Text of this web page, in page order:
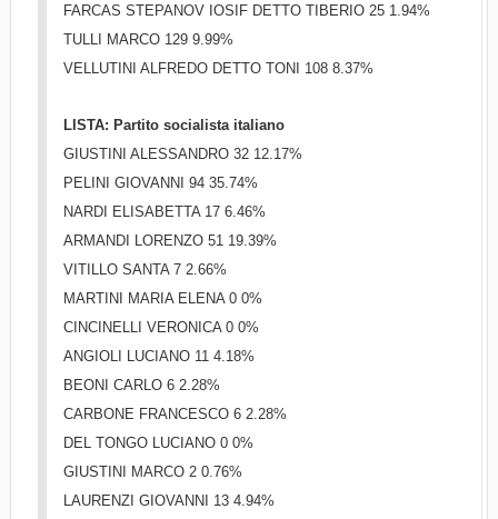
FARCAS STEPANOV IOSIF DETTO TIBERIO 25 1.94%
TULLI MARCO 129 9.99%
VELLUTINI ALFREDO DETTO TONI 108 8.37%
LISTA: Partito socialista italiano
GIUSTINI ALESSANDRO 32 12.17%
PELINI GIOVANNI 94 35.74%
NARDI ELISABETTA 17 6.46%
ARMANDI LORENZO 51 19.39%
VITILLO SANTA 7 2.66%
MARTINI MARIA ELENA 0 0%
CINCINELLI VERONICA 0 0%
ANGIOLI LUCIANO 11 4.18%
BEONI CARLO 6 2.28%
CARBONE FRANCESCO 6 2.28%
DEL TONGO LUCIANO 0 0%
GIUSTINI MARCO 2 0.76%
LAURENZI GIOVANNI 13 4.94%